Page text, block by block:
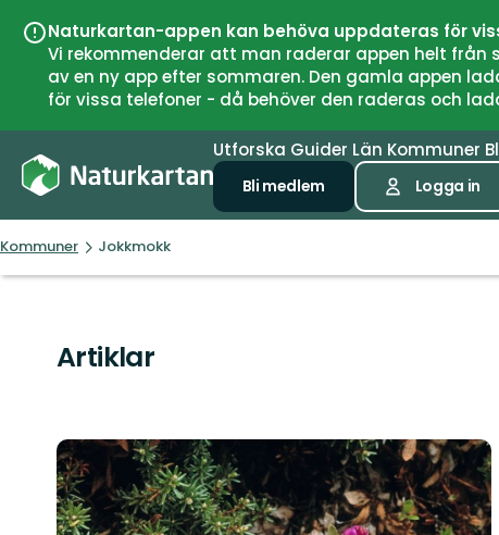
Naturkartan-appen kan behöva uppdateras för
Vi rekommenderar att man raderar appen helt från
av en ny app efter sommaren. Den gamla appen
för vissa telefoner - då behöver den raderas och
Utforska Guider Län Kommuner
Bli medlem Logga in
Kommuner Jokkmokk
Artiklar